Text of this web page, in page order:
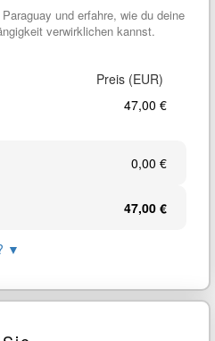
und erfahre, wie du deine
verwirklichen kannst.
47,00 €
0,00 €
47,00 €
▼